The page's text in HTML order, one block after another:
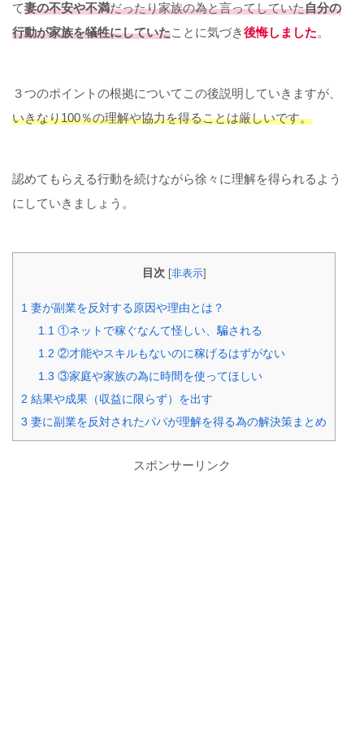
て妻の不安や不満だったり家族の為と言ってしていた自分の
行動が家族を犠牲にしていたことに気づき後悔しました。
３つのポイントの根拠についてこの後説明していきますが、
いきなり100％の理解や協力を得ることは厳しいです。
認めてもらえる行動を続けながら徐々に理解を得られるよう
にしていきましょう。
目次 [非表示]
1 妻が副業を反対する原因や理由とは？
1.1 ①ネットで稼ぐなんて怪しい、騙される
1.2 ②才能やスキルもないのに稼げるはずがない
1.3 ③家庭や家族の為に時間を使ってほしい
2 結果や成果（収益に限らず）を出す
3 妻に副業を反対されたパパが理解を得る為の解決策まとめ
スポンサーリンク